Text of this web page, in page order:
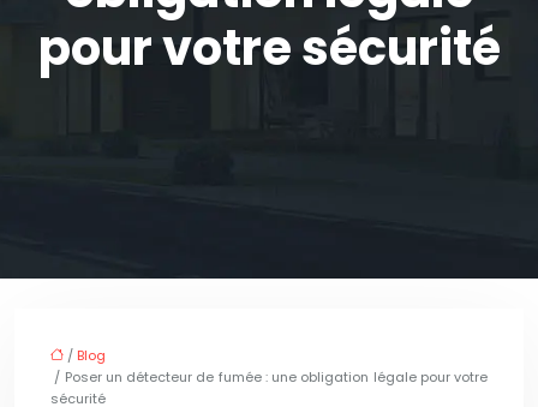
pour votre sécurité
/ Blog
/ Poser un détecteur de fumée : une obligation légale pour votre
sécurité